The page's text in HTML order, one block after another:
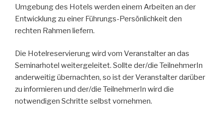
Umgebung des Hotels werden einem Arbeiten an der
Entwicklung zu einer Führungs-Persönlichkeit den
rechten Rahmen liefern.
Die Hotelreservierung wird vom Veranstalter an das
Seminarhotel weitergeleitet. Sollte der/die TeilnehmerIn
anderweitig übernachten, so ist der Veranstalter darüber
zu informieren und der/die TeilnehmerIn wird die
notwendigen Schritte selbst vornehmen.